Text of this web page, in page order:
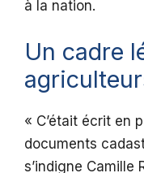
à la nation.
Un cadre
« C’était écrit en
documents
s’indigne Camille